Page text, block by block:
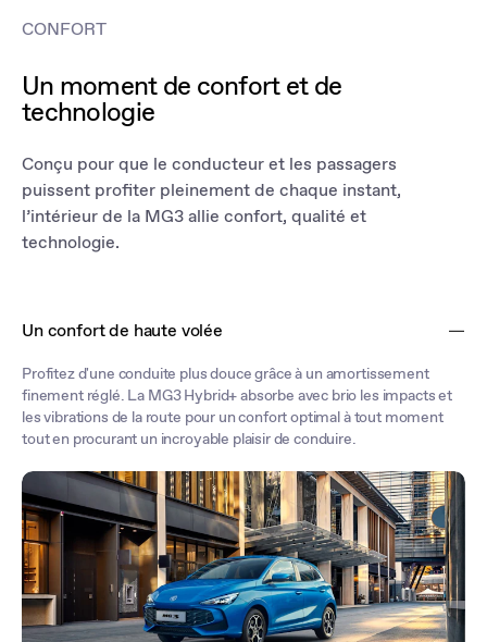
CONFORT
Un moment de confort et de
technologie
Conçu pour que le conducteur et les passagers
puissent profiter pleinement de chaque instant,
l’intérieur de la MG3 allie confort, qualité et
technologie.
Un confort de haute volée
Profitez d'une conduite plus douce grâce à un amortissement
finement réglé. La MG3 Hybrid+ absorbe avec brio les impacts et
les vibrations de la route pour un confort optimal à tout moment
tout en procurant un incroyable plaisir de conduire.